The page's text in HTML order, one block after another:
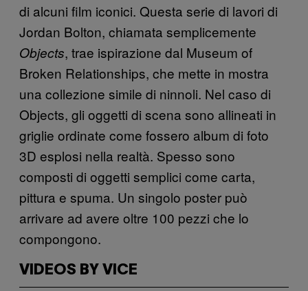
di alcuni film iconici. Questa serie di lavori di
Jordan Bolton, chiamata semplicemente
Objects, trae ispirazione dal Museum of
Broken Relationships, che mette in mostra
una collezione simile di ninnoli. Nel caso di
Objects, gli oggetti di scena sono allineati in
griglie ordinate come fossero album di foto
3D esplosi nella realtà. Spesso sono
composti di oggetti semplici come carta,
pittura e spuma. Un singolo poster può
arrivare ad avere oltre 100 pezzi che lo
compongono.
VIDEOS BY VICE